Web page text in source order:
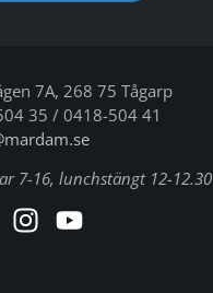
7A, 268 75 Tågarp
35 / 0418-504 41
7-16, lunchstängt 12-12.30